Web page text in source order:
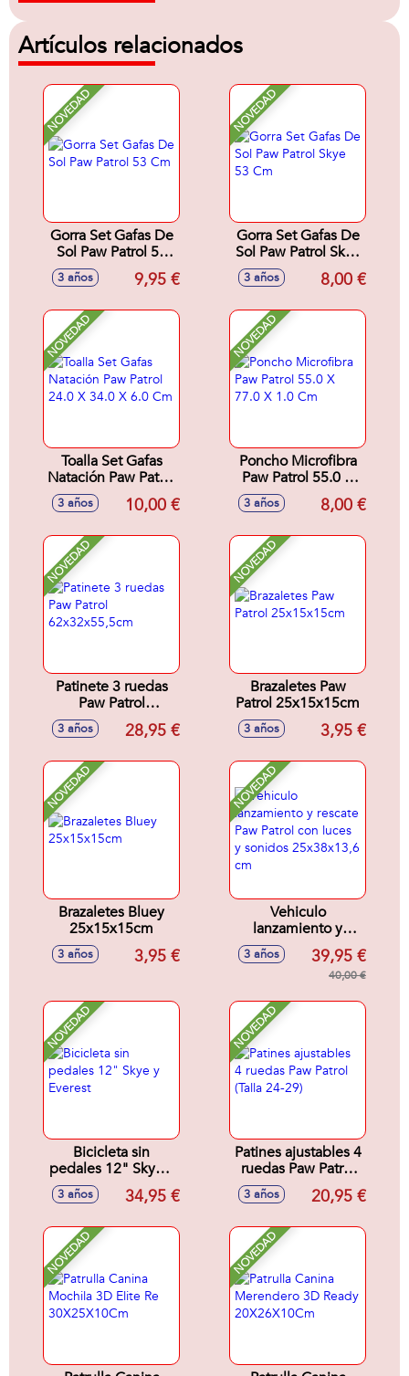
Artículos relacionados
NOVEDAD
Gorra Set Gafas De
Sol Paw Patrol 53
3 años 9,95 €
NOVEDAD
Gorra Set Gafas De
Sol Paw Patrol Skye
53 Cm
3 años 8,00 €
NOVEDAD
Toalla Set Gafas
Natación Paw Patrol
24.0 X 34.0 X 6.0
3 años 10,00 €
NOVEDAD
Poncho Microfibra
Paw Patrol 55.0 X
77.0 X 1.0 Cm
3 años 8,00 €
NOVEDAD
Patinete 3 ruedas
Paw Patrol
62x32x55,5cm
3 años 28,95 €
NOVEDAD
Brazaletes Paw
Patrol 25x15x15cm
3 años 3,95 €
NOVEDAD
Brazaletes Bluey
25x15x15cm
3 años 3,95 €
NOVEDAD
Vehiculo
lanzamiento y
rescate Paw Patrol
con luces y sonidos
25x38x13,6 cm
3 años 39,95 €
40,00 €
NOVEDAD
Bicicleta sin
pedales 12" Skye y
Everest
3 años 34,95 €
NOVEDAD
Patines ajustables 4
ruedas Paw Patrol
(Talla 24-29)
3 años 20,95 €
NOVEDAD NOVEDAD